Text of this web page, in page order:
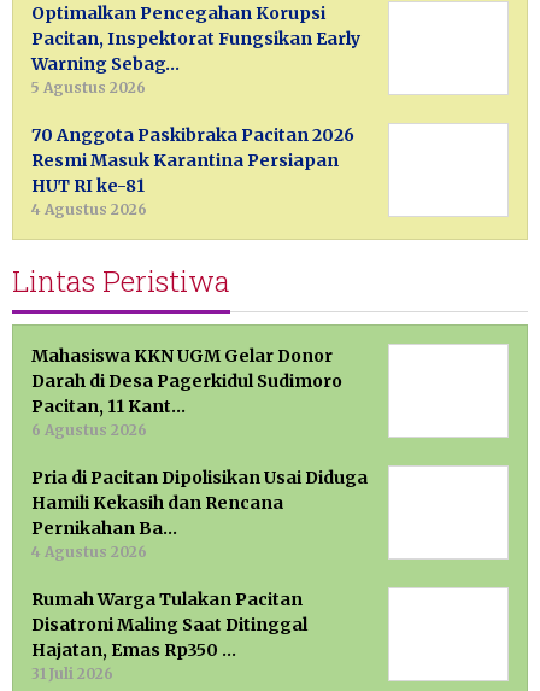
Optimalkan Pencegahan Korupsi
Pacitan, Inspektorat Fungsikan Early
Warning Sebag…
5 Agustus 2026
70 Anggota Paskibraka Pacitan 2026
Resmi Masuk Karantina Persiapan
HUT RI ke-81
4 Agustus 2026
Lintas Peristiwa
Mahasiswa KKN UGM Gelar Donor
Darah di Desa Pagerkidul Sudimoro
Pacitan, 11 Kant…
6 Agustus 2026
Pria di Pacitan Dipolisikan Usai Diduga
Hamili Kekasih dan Rencana
Pernikahan Ba…
4 Agustus 2026
Rumah Warga Tulakan Pacitan
Disatroni Maling Saat Ditinggal
Hajatan, Emas Rp350 …
31 Juli 2026